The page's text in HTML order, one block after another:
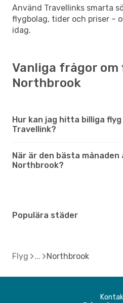
Använd Travellinks smarta
flygbolag, tider och priser –
idag.
Vanliga frågor
Northbrook
Hur kan jag hitta billiga
Travellink?
När är den bästa
Northbrook?
Populära städer
Flyg Northbrook